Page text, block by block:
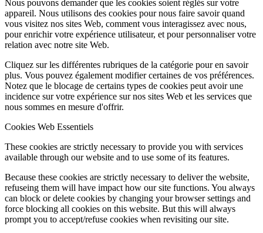
Nous pouvons demander que les cookies soient réglés sur votre
appareil. Nous utilisons des cookies pour nous faire savoir quand
vous visitez nos sites Web, comment vous interagissez avec nous,
pour enrichir votre expérience utilisateur, et pour personnaliser votre
relation avec notre site Web.
Cliquez sur les différentes rubriques de la catégorie pour en savoir
plus. Vous pouvez également modifier certaines de vos préférences.
Notez que le blocage de certains types de cookies peut avoir une
incidence sur votre expérience sur nos sites Web et les services que
nous sommes en mesure d'offrir.
Cookies Web Essentiels
These cookies are strictly necessary to provide you with services
available through our website and to use some of its features.
Because these cookies are strictly necessary to deliver the website,
refuseing them will have impact how our site functions. You always
can block or delete cookies by changing your browser settings and
force blocking all cookies on this website. But this will always
prompt you to accept/refuse cookies when revisiting our site.